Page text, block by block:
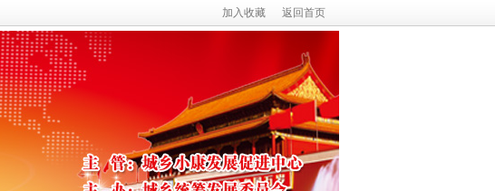
加入收藏 返回首页